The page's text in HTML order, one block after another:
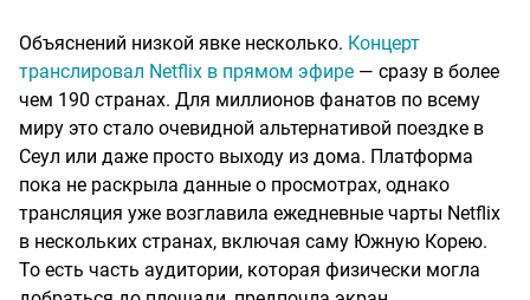
Объяснений низкой явке несколько. Концерт
транслировал Netflix в прямом эфире — сразу в более
чем 190 странах. Для миллионов фанатов по всему
миру это стало очевидной альтернативой поездке в
Сеул или даже просто выходу из дома. Платформа
пока не раскрыла данные о просмотрах, однако
трансляция уже возглавила ежедневные чарты Netflix
в нескольких странах, включая саму Южную Корею.
То есть часть аудитории, которая физически могла